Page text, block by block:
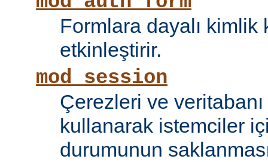
Formlara dayalı kimlik
etkinleştirir.
mod_session
Çerezleri ve
kullanarak istemciler
durumunun